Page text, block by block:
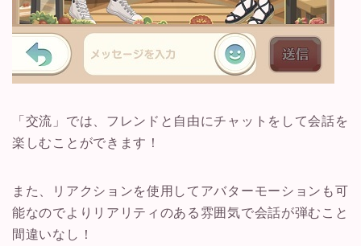
「交流」では、フレンドと自由にチャットをして会話を
楽しむことができます！
また、リアクションを使用してアバターモーションも可
能なのでよりリアリティのある雰囲気で会話が弾むこと
間違いなし！